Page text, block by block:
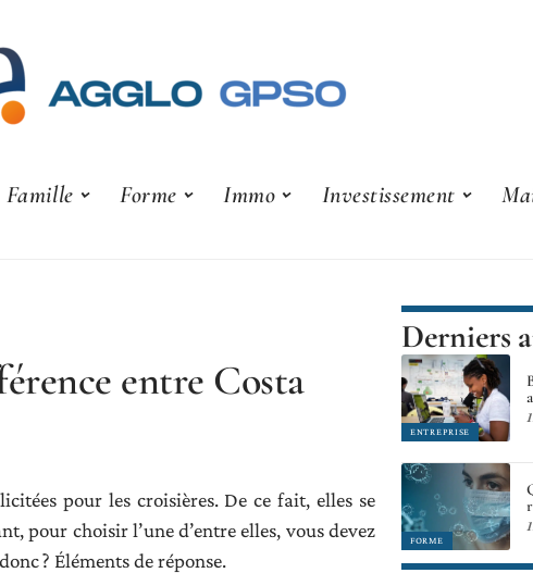
Famille Forme Immo Investissement
entre Costa
pour les croisières. De ce fait, elles se
pour choisir l’une d’entre elles, vous devez
? Éléments de réponse.
Derniers
ENTREPRISE
FORME